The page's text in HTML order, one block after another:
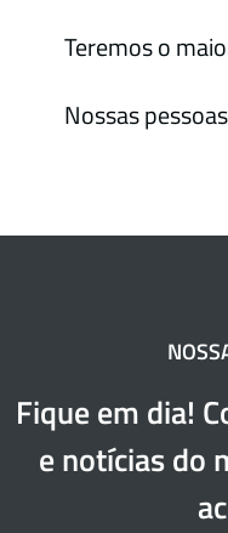
Teremos o
Nossas
Fique em dia!
e notícias do